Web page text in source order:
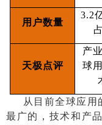
用户数量
3.2
天极点评
产
球
从目前全球应用
最广的，技术和产